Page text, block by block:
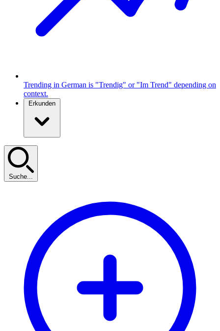
Trending in German is "Trendig" or "Im Trend" depending on
context.
Erkunden
Suche...